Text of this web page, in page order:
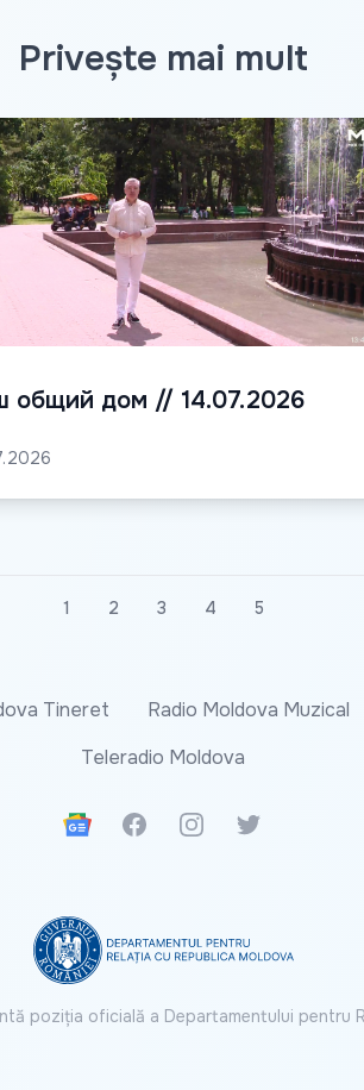
Privește mai mult
общий дом // 14.07.2026
1 2 3 4 5
Tineret Radio Moldova Muzical
Teleradio Moldova
Google News
FacebookInstagramTwitter
poziția oficială a Departamentului pentru